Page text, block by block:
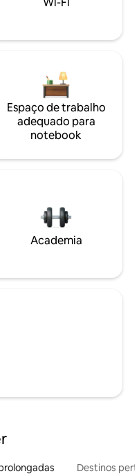
Espaço de trabalho
adequado para
notebook
Academia
Destinos